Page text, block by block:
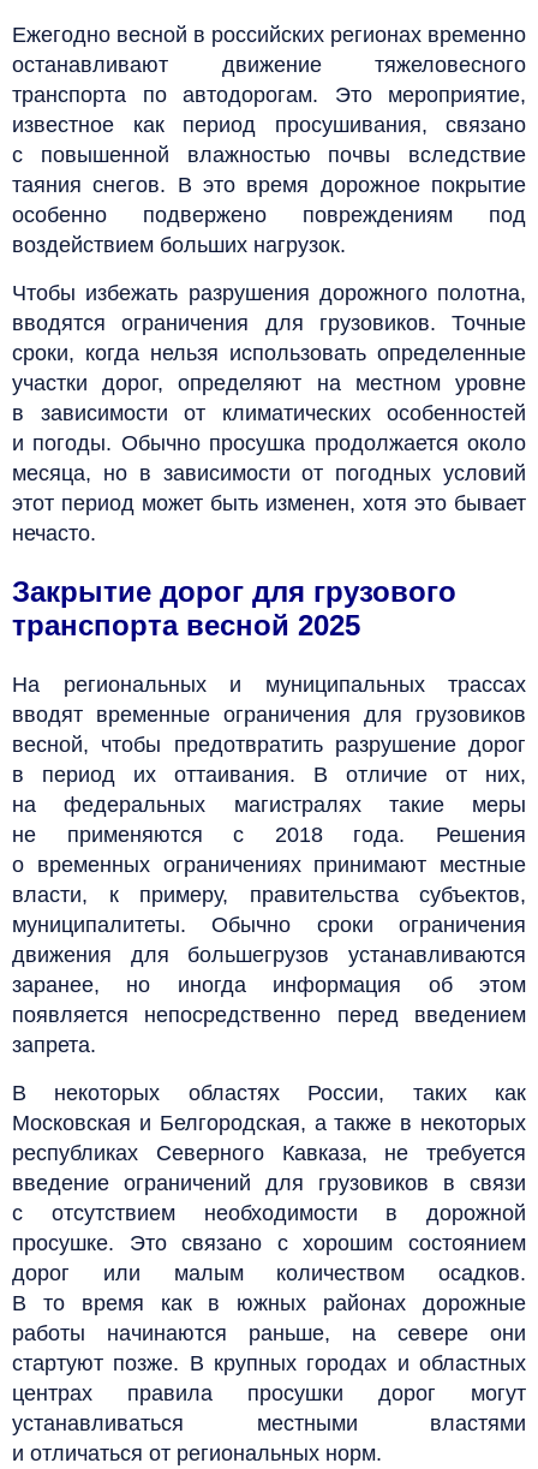
Ежегодно весной в российских регионах временно
останавливают движение тяжеловесного
транспорта по автодорогам. Это мероприятие,
известное как период просушивания, связано
с повышенной влажностью почвы вследствие
таяния снегов. В это время дорожное покрытие
особенно подвержено повреждениям под
воздействием больших нагрузок.
Чтобы избежать разрушения дорожного полотна,
вводятся ограничения для грузовиков. Точные
сроки, когда нельзя использовать определенные
участки дорог, определяют на местном уровне
в зависимости от климатических особенностей
и погоды. Обычно просушка продолжается около
месяца, но в зависимости от погодных условий
этот период может быть изменен, хотя это бывает
нечасто.
Закрытие дорог для грузового
транспорта весной 2025
На региональных и муниципальных трассах
вводят временные ограничения для грузовиков
весной, чтобы предотвратить разрушение дорог
в период их оттаивания. В отличие от них,
на федеральных магистралях такие меры
не применяются с 2018 года. Решения
о временных ограничениях принимают местные
власти, к примеру, правительства субъектов,
муниципалитеты. Обычно сроки ограничения
движения для большегрузов устанавливаются
заранее, но иногда информация об этом
появляется непосредственно перед введением
запрета.
В некоторых областях России, таких как
Московская и Белгородская, а также в некоторых
республиках Северного Кавказа, не требуется
введение ограничений для грузовиков в связи
с отсутствием необходимости в дорожной
просушке. Это связано с хорошим состоянием
дорог или малым количеством осадков.
В то время как в южных районах дорожные
работы начинаются раньше, на севере они
стартуют позже. В крупных городах и областных
центрах правила просушки дорог могут
устанавливаться местными властями
и отличаться от региональных норм.